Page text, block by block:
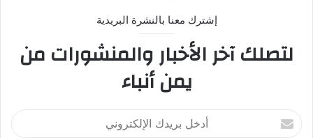
إشترك معنا بالنشرة البريدية
لتصلك آخر الأخبار والمنشورات من
يمن أنباء
أ
د